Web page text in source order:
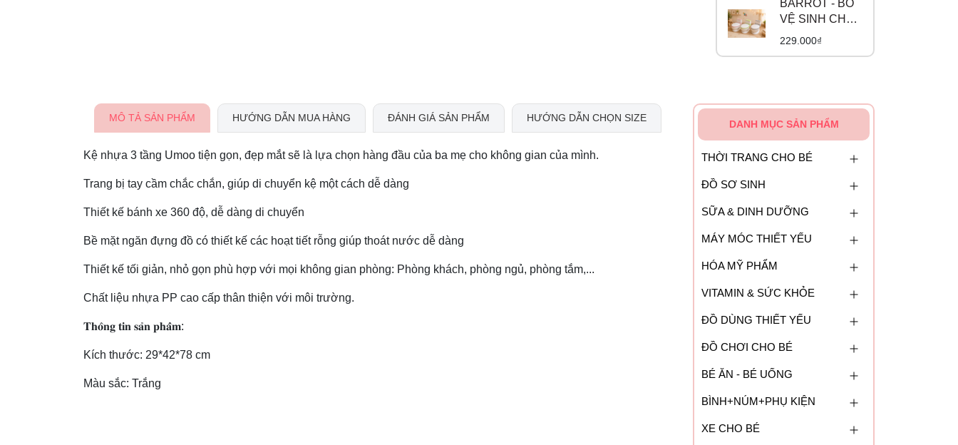
BARROT - BÔ
VỆ SINH CHO
BÉ
229.000₫
MÔ TẢ SẢN PHẨM HƯỚNG DẪN MUA HÀNG ĐÁNH GIÁ SẢN PHẨM HƯỚNG DẪN CHỌN SIZE
Kệ nhựa 3 tầng Umoo tiện gọn, đẹp mắt sẽ là lựa chọn hàng đầu của ba mẹ cho không gian của mình.
Trang bị tay cầm chắc chắn, giúp di chuyển kệ một cách dễ dàng
Thiết kế bánh xe 360 độ, dễ dàng di chuyển
Bề mặt ngăn đựng đồ có thiết kế các hoạt tiết rỗng giúp thoát nước dễ dàng
Thiết kế tối giản, nhỏ gọn phù hợp với mọi không gian phòng: Phòng khách, phòng ngủ, phòng tắm,...
Chất liệu nhựa PP cao cấp thân thiện với môi trường.
𝐓𝐡𝐨̂𝐧𝐠 𝐭𝐢𝐧 𝐬𝐚̉𝐧 𝐩𝐡𝐚̂̉𝐦:
Kích thước: 29*42*78 cm
Màu sắc: Trắng
DANH MỤC SẢN PHẨM
THỜI TRANG CHO BÉ
ĐỒ SƠ SINH
SỮA & DINH DƯỠNG
MÁY MÓC THIẾT YẾU
HÓA MỸ PHẨM
VITAMIN & SỨC KHỎE
ĐỒ DÙNG THIẾT YẾU
ĐỒ CHƠI CHO BÉ
BÉ ĂN - BÉ UỐNG
BÌNH+NÚM+PHỤ KIỆN
XE CHO BÉ